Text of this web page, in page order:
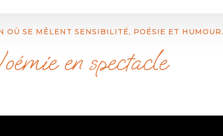
OÙ SE MÊLENT SENSIBILITÉ, POÉSIE ET HUMOUR.
en spectacle